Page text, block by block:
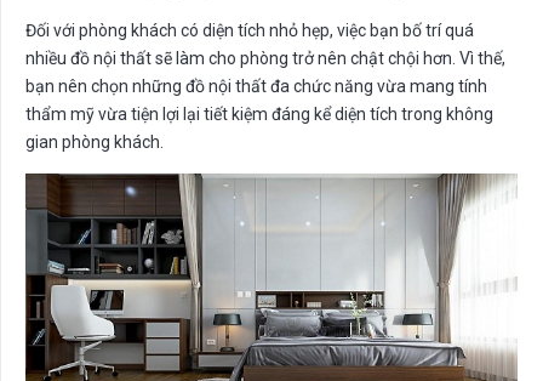
Đối với phòng khách có diện tích nhỏ hẹp, việc bạn bố trí quá
nhiều đồ nội thất sẽ làm cho phòng trở nên chật chội hơn. Vì thế,
bạn nên chọn những đồ nội thất đa chức năng vừa mang tính
thẩm mỹ vừa tiện lợi lại tiết kiệm đáng kể diện tích trong không
gian phòng khách.